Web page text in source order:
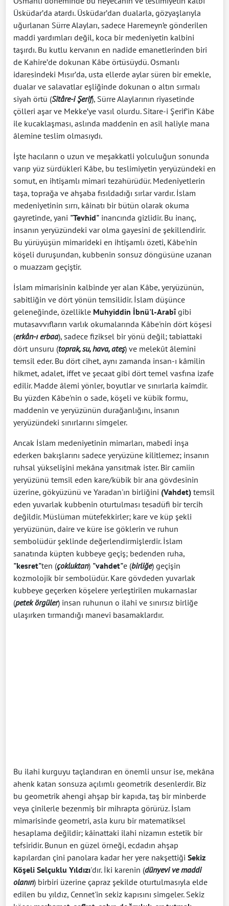
Üsküdar’da atardı. Üsküdar’dan dualarla, gözyaşlarıyla
uğurlanan Sürre Alayları, sadece Haremeyn’e gönderilen
maddi yardımları değil, koca bir medeniyetin kalbini
taşırdı. Bu kutlu kervanın en nadide emanetlerinden biri
de Kahire’de dokunan Kâbe örtüsüydü. Osmanlı
idaresindeki Mısır’da, usta ellerde aylar süren bir emekle,
dualar ve salavatlar eşliğinde dokunan o altın sırmalı
siyah örtü (Sitâre-i Şerif), Sürre Alaylarının riyasetinde
çölleri aşar ve Mekke’ye vasıl olurdu. Sitare-i Şerif’in Kâbe
ile kucaklaşması, aslında maddenin en asil haliyle mana
âlemine teslim olmasıydı.
İşte hacıların o uzun ve meşakkatli yolculuğun sonunda
varıp yüz sürdükleri Kâbe, bu teslimiyetin yeryüzündeki en
somut, en ihtişamlı mimari tezahürüdür. Medeniyetlerin
taşa, toprağa ve ahşaba fısıldadığı sırlar vardır. İslam
medeniyetinin sırrı, kâinatı bir bütün olarak okuma
gayretinde, yani "Tevhid" inancında gizlidir. Bu inanç,
insanın yeryüzündeki var olma gayesini de şekillendirir.
Bu yürüyüşün mimarideki en ihtişamlı özeti, Kâbe'nin
köşeli duruşundan, kubbenin sonsuz döngüsüne uzanan
o muazzam geçiştir.
İslam mimarisinin kalbinde yer alan Kâbe, yeryüzünün,
sabitliğin ve dört yönün temsilidir. İslam düşünce
geleneğinde, özellikle Muhyiddin İbnü'l-Arabîgibi
mutasavvıfların varlık okumalarında Kâbe'nin dört köşesi
(erkân-ı erbaa), sadece fiziksel bir yönü değil; tabiattaki
dört unsuru (toprak, su, hava, ateş) ve melekût âlemini
temsil eder. Bu dört cihet, aynı zamanda insan-ı kâmilin
hikmet, adalet, iffet ve şecaat gibi dört temel vasfına izafe
edilir. Madde âlemi yönler, boyutlar ve sınırlarla kaimdir.
Bu yüzden Kâbe'nin o sade, köşeli ve kübik formu,
maddenin ve yeryüzünün durağanlığını, insanın
yeryüzündeki sınırlarını simgeler.
Ancak İslam medeniyetinin mimarları, mabedi inşa
ederken bakışlarını sadece yeryüzüne kilitlemez; insanın
ruhsal yükselişini mekâna yansıtmak ister. Bir camiin
yeryüzünü temsil eden kare/kübik bir ana gövdesinin
üzerine, gökyüzünü ve Yaradan'ın birliğini (Vahdet) temsil
eden yuvarlak kubbenin oturtulması tesadüfi bir tercih
değildir. Müslüman mütefekkirler; kare ve küp şekli
yeryüzünün, daire ve küre ise göklerin ve ruhun
sembolüdür şeklinde değerlendirmişlerdir. İslam
sanatında küpten kubbeye geçiş; bedenden ruha,
"kesret"ten (çokluktan) "vahdet"e (birliğe) geçişin
kozmolojik bir sembolüdür. Kare gövdeden yuvarlak
kubbeye geçerken köşelere yerleştirilen mukarnaslar
(petek örgüler) insan ruhunun o ilahi ve sınırsız birliğe
ulaşırken tırmandığı manevi basamaklardır.
Bu ilahi kurguyu taçlandıran en önemli unsur ise, mekâna
ahenk katan sonsuza açılımlı geometrik desenlerdir. Biz
bu geometrik ahengi ahşap bir kapıda, taş bir minberde
veya çinilerle bezenmiş bir mihrapta görürüz. İslam
mimarisinde geometri, asla kuru bir matematiksel
hesaplama değildir; kâinattaki ilahi nizamın estetik bir
tefsiridir. Bunun en güzel örneği, ecdadın ahşap
kapılardan çini panolara kadar her yere nakşettiği Sekiz
Köşeli Selçuklu Yıldızı'dır. İki karenin (dünyevi ve maddi
olanın) birbiri üzerine çapraz şekilde oturtulmasıyla elde
edilen bu yıldız, Cennet'in sekiz kapısını simgeler. Sekiz